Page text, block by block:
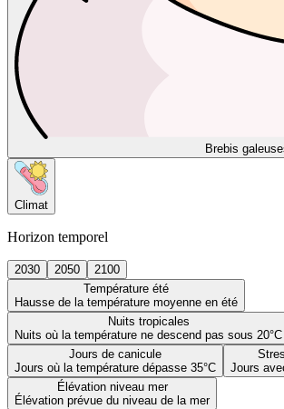
Brebis
Climat
Horizon temporel
2030 2050
2100
Température été
Hausse de la température moyenne en été
Nuits tropicales
Nuits où la température ne descend pas sous 20°C
Jours de canicule
Jours où la température dépasse 35°C
Jours
Élévation niveau mer
Élévation prévue du niveau de la mer